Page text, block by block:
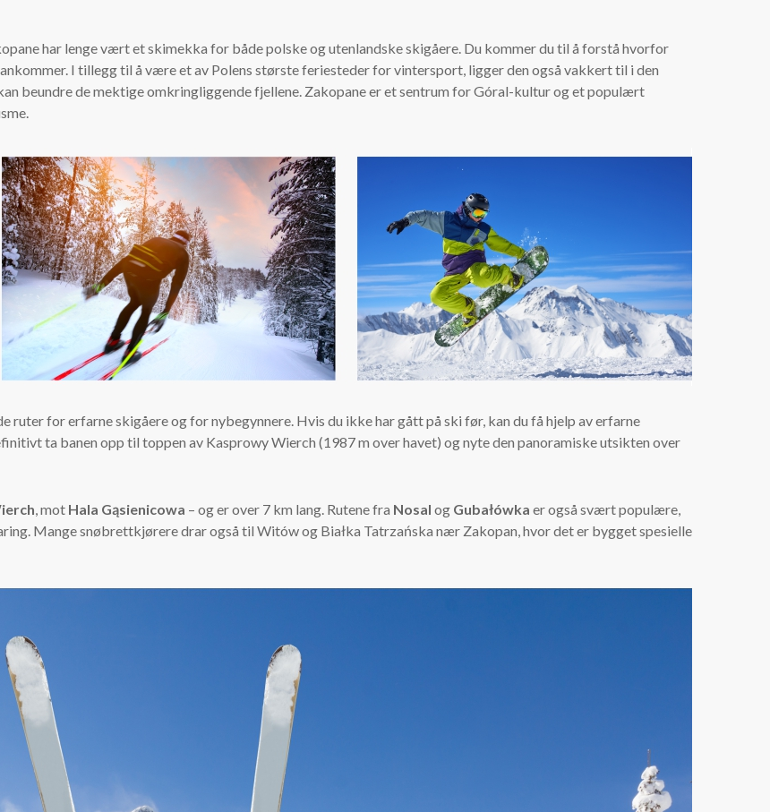
har lenge vært et skimekka for både polske og utenlandske skigåere. Du kommer du til å forstå hvorfor
I tillegg til å være et av Polens største feriesteder for vintersport, ligger den også vakkert til i den
beundre de mektige omkringliggende fjellene. Zakopane er et sentrum for Góral-kultur og et populært
ruter for erfarne skigåere og for nybegynnere. Hvis du ikke har gått på ski før, kan du få hjelp av erfarne
ta banen opp til toppen av Kasprowy Wierch (1987 m over havet) og nyte den panoramiske utsikten over
, mot Hala Gąsienicowa – og er over 7 km lang. Rutene fra Nosal og Gubałówka er også svært populære,
Mange snøbrettkjørere drar også til Witów og Białka Tatrzańska nær Zakopan, hvor det er bygget spesielle